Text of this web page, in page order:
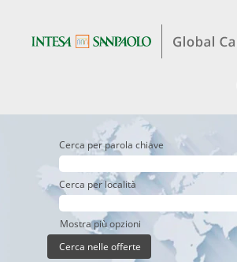
Cerca per parola chiave
Cerca per località
Mostra più opzioni